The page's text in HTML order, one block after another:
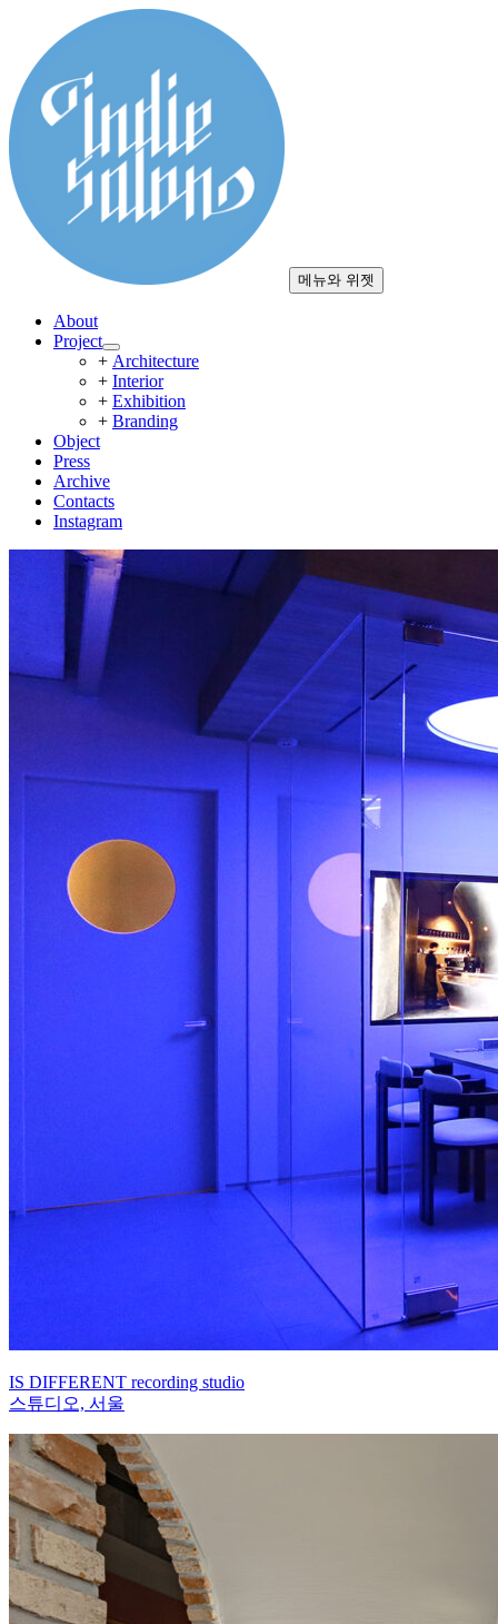
로
건
너
뛰
기
메뉴와 위젯
About
Project
하
위
메
뉴
+ Architecture
+ Interior
+ Exhibition
+ Branding
Object
Press
Archive
Contacts
Instagram
IS DIFFERENT recording studio
스튜디오, 서울